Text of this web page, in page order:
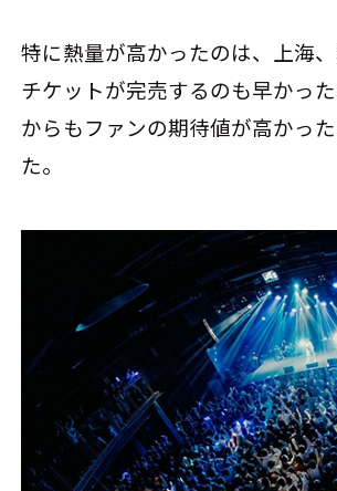
特に熱量が高かったのは、上海、
チケットが完売するのも早かっ
からもファンの期待値が高かっ
た。